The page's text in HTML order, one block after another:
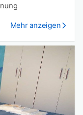
Mehr anzeigen